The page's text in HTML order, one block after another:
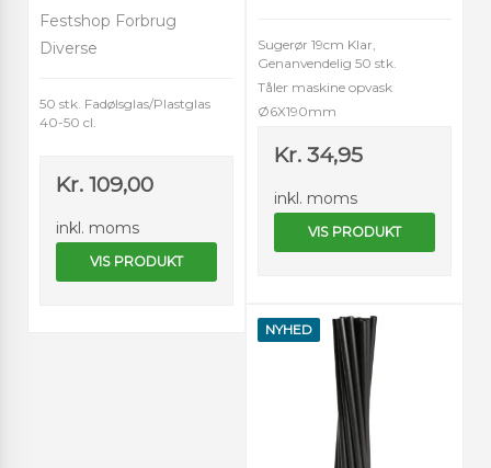
Festshop Forbrug
Diverse
50 stk. Fadølsglas/Plastglas
40-50 cl.
Kr. 109,00
inkl. moms
VIS PRODUKT
Sugerør 19cm Klar,
Genanvendelig 50 stk.
Tåler maskine opvask
Ø6X190mm
Kr. 34,95
inkl. moms
VIS PRODUKT
NYHED